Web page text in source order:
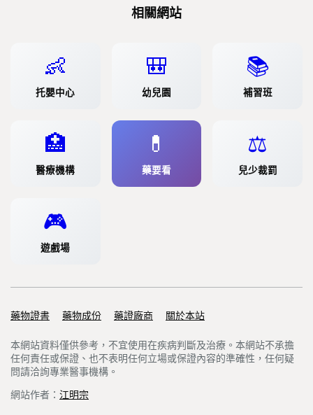
相關網站
👶
托嬰中心
🎒
幼兒園
📚
補習班
🏥
醫療機構
💊
藥要看
⚖️
兒少裁罰
🎮
遊戲場
Support links
藥物證書 藥物成份 藥證廠商 關於本站
本網站資料僅供參考，不宜使用在疾病判斷及治療。本網站不承擔
任何責任或保證、也不表明任何立場或保證內容的準確性，任何疑
問請洽詢專業醫事機構。
網站作者： 江明宗